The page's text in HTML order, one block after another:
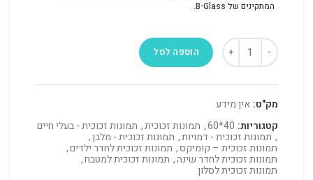
המתקינים של B-Glass.
הוספה לסל
מק"ט: אין מידע
קטגוריות: 40*60
, תמונות זכוכית, תמונות זכוכית - בעלי חיים
, תמונות זכוכית - דמויות, תמונות זכוכית - מלבן,
תמונות זכוכית – קומיקס, תמונות זכוכית לחדר ילדים,
תמונות זכוכית לחדר שינה, תמונות זכוכית למטבח,
תמונות זכוכית לסלון